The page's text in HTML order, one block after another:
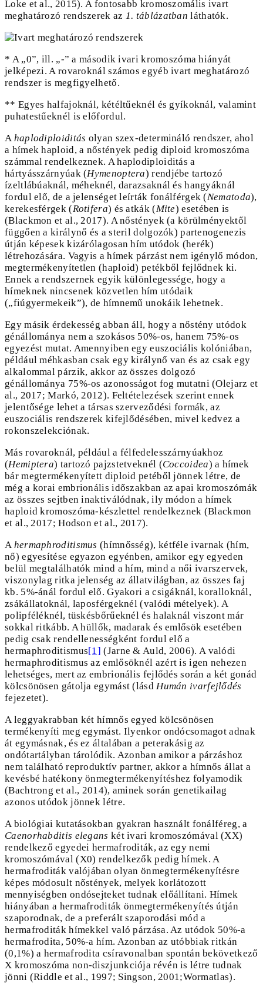
Loke et al., 2015). A fontosabb kromoszomális ivart
meghatározó rendszerek az 1. táblázatban láthatók.
* A „0”, ill. „-” a második ivari kromoszóma hiányát
jelképezi. A rovaroknál számos egyéb ivart meghatározó
rendszer is megfigyelhető.
** Egyes halfajoknál, kétéltűeknél és gyíkoknál, valamint
puhatestűeknél is előfordul.
A haplodiploiditás olyan szex-determináló rendszer, ahol
a hímek haploid, a nőstények pedig diploid kromoszóma
számmal rendelkeznek. A haplodiploiditás a
hártyásszárnyúak (Hymenoptera) rendjébe tartozó
ízeltlábúaknál, méheknél, darazsaknál és hangyáknál
fordul elő, de a jelenséget leírták fonálférgek (Nematoda),
kerekesférgek (Rotifera) és atkák (Mite) esetében is
(Blackmon et al., 2017). A nőstények (a körülményektől
függően a királynő és a steril dolgozók) partenogenezis
útján képesek kizárólagosan hím utódok (herék)
létrehozására. Vagyis a hímek párzást nem igénylő módon,
megtermékenyítetlen (haploid) petékből fejlődnek ki.
Ennek a rendszernek egyik különlegessége, hogy a
hímeknek nincsenek közvetlen hím utódaik
(„fiúgyermekeik”), de hímnemű unokáik lehetnek.
Egy másik érdekesség abban áll, hogy a nőstény utódok
génállománya nem a szokásos 50%-os, hanem 75%-os
egyezést mutat. Amennyiben egy euszociális kolóniában,
például méhkasban csak egy királynő van és az csak egy
alkalommal párzik, akkor az összes dolgozó
génállománya 75%-os azonosságot fog mutatni (Olejarz et
al., 2017; Markó, 2012). Feltételezések szerint ennek
jelentősége lehet a társas szerveződési formák, az
euszociális rendszerek kifejlődésében, mivel kedvez a
rokonszelekciónak.
Más rovaroknál, például a félfedelesszárnyúakhoz
(Hemiptera) tartozó pajzstetveknél (Coccoidea) a hímek
bár megtermékenyített diploid petéből jönnek létre, de
még a korai embrionális időszakban az apai kromoszómák
az összes sejtben inaktiválódnak, ily módon a hímek
haploid kromoszóma-készlettel rendelkeznek (Blackmon
et al., 2017; Hodson et al., 2017).
A hermaphroditismus (hímnősség), kétféle ivarnak (hím,
nő) egyesítése egyazon egyénben, amikor egy egyeden
belül megtalálhatók mind a hím, mind a női ivarszervek,
viszonylag ritka jelenség az állatvilágban, az összes faj
kb. 5%-ánál fordul elő. Gyakori a csigáknál, koralloknál,
zsákállatoknál, laposférgeknél (valódi mételyek). A
polipféléknél, tüskésbőrűeknél és halaknál viszont már
sokkal ritkább. A hüllők, madarak és emlősök esetében
pedig csak rendellenességként fordul elő a
hermaphroditismus[1] (Jarne & Auld, 2006). A valódi
hermaphroditismus az emlősöknél azért is igen nehezen
lehetséges, mert az embrionális fejlődés során a két gonád
kölcsönösen gátolja egymást (lásd Humán ivarfejlődés
fejezetet).
A leggyakrabban két hímnős egyed kölcsönösen
termékenyíti meg egymást. Ilyenkor ondócsomagot adnak
át egymásnak, és ez általában a peterakásig az
ondótartályban tárolódik. Azonban amikor a párzáshoz
nem található reproduktív partner, akkor a hímnős állat a
kevésbé hatékony önmegtermékenyítéshez folyamodik
(Bachtrong et al., 2014), aminek során genetikailag
azonos utódok jönnek létre.
A biológiai kutatásokban gyakran használt fonálféreg, a
Caenorhabditis elegans két ivari kromoszómával (XX)
rendelkező egyedei hermafroditák, az egy nemi
kromoszómával (X0) rendelkezők pedig hímek. A
hermafroditák valójában olyan önmegtermékenyítésre
képes módosult nőstények, melyek korlátozott
mennyiségben ondósejteket tudnak előállítani. Hímek
hiányában a hermafroditák önmegtermékenyítés útján
szaporodnak, de a preferált szaporodási mód a
hermafroditák hímekkel való párzása. Az utódok 50%-a
hermafrodita, 50%-a hím. Azonban az utóbbiak ritkán
(0,1%) a hermafrodita csíravonalban spontán bekövetkező
X kromoszóma non-diszjunkciója révén is létre tudnak
jönni (Riddle et al., 1997; Singson, 2001;Wormatlas).